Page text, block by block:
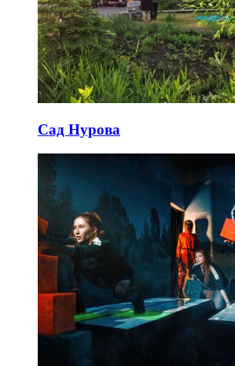
Сад Нурова